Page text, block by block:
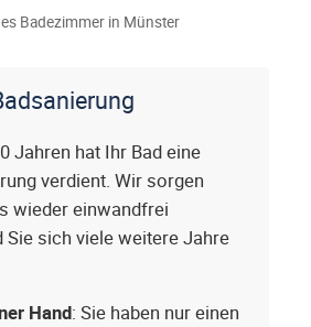
Badezimmer in Münster
Jahren hat Ihr Bad eine
verdient. Wir sorgen
wieder einwandfrei
Sie sich viele weitere Jahre
Hand: Sie haben nur einen